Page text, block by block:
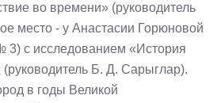
во времени» (руководитель
место - у Анастасии Горюновой
3) с исследованием «История
Б. Д. Сарыглар).
в годы Великой